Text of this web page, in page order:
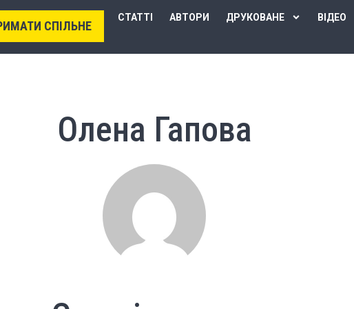
СПІЛЬНЕ
СТАТТІ АВТОРИ ДРУКОВАНЕ ВІДЕО
Олена Гапова